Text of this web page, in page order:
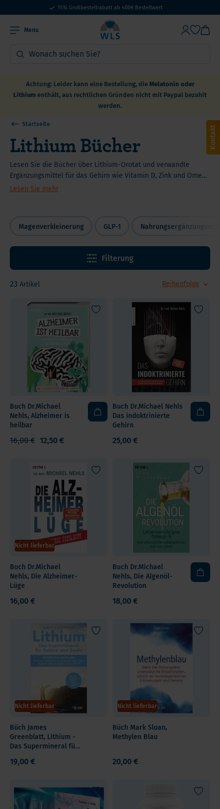
15% Großbestellrabatt ab 400€ Bestellwert
Menu
Achtung: Leider kann eine Bestellung, die Melatonin oder
Lithium enthält, aus rechtlichen Gründen nicht mit Paypal bezahlt
werden.
Startseite
Lithium Bücher
Lesen Sie die Bücher über Lithium-Orotat und verwandte
Ergänzungsmittel für das Gehirn wie Vitamin D, Zink und Omega
3.
Lesen Sie mehr
23 Artikel
Buch Dr.Michael
Nehls, Alzheimer is
heilbar
12,50 €
16,00 €
Buch Dr.Michael Nehls
Das indoktrinierte
Gehirn
25,00 €
Buch Dr.Michael
Nehls, Die Alzheimer-
Lüge
Nicht lieferbar
16,00 €
Buch Dr.Michael
Nehls, Die Algenöl-
Revolution
18,00 €
Büch James
Greenblatt, Lithium -
Das Supermineral für
Nicht lieferbar
19,00 €
Büch Mark Sloan,
Methylen Blau
Nicht lieferbar
20,00 €
Magenverkleinerung GLP-1
Filterung
Kontakt